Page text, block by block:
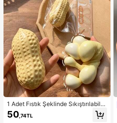
1 Adet Fıstık Şeklinde Sıkıştırılabilir
Stres Oyuncağı, Ofis Rahatlaması v
e Parti Etkileşimi İçin Uygun, Doğu
50 ,74TL